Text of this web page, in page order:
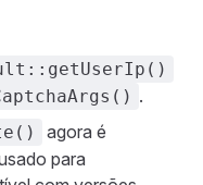
.
agora é
para